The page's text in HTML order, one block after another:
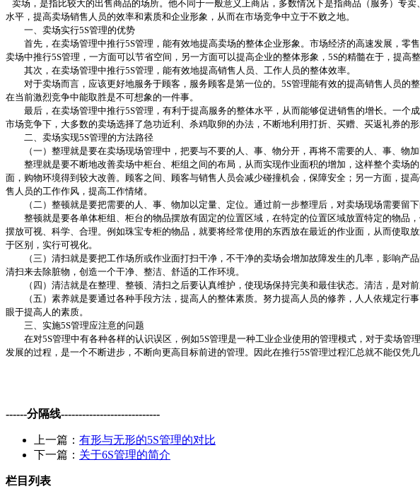
卖场，是指比较大的出售商品的场所。他不同于一般意义上商店，多数情况下是指商品（服务）专卖
水平，提高卖场销售人员的效率和素质和企业形象，从而在市场竞争中立于不败之地。
一、卖场实行5S管理的优势
首先，在卖场管理中推行5S管理，能有效地提高卖场的整体企业形象。市场经济的高速发展，零
卖场中推行5S管理，一方面可以节省空间，另一方面可以提高企业的整体形象，5S的精髓在于，提高整
其次，在卖场管理中推行5S管理，能有效地提高销售人员、工作人员的整体效率。
对于卖场而言，应该更好地服务于顾客，服务顾客是第一位的。5S管理能有效的提高销售人员的
在当前激烈竞争中能取胜是不可想象的一件事。
最后，在卖场管理中推行5S管理，有利于提高服务的整体水平，从而能够促进销售的增长。一个
市场竞争下，大多数的卖场选择了急功近利、杀鸡取卵的办法，不断地利用打折、买赠、买返礼券的
二、卖场实现5S管理的方法路径
（一）整理就是要在卖场现场管理中，把要与不要的人、事、物分开，再将不需要的人、事、物加
整理就是要不断地改善卖场中柜台、柜组之间的布局，从而实现作业面积的增加，这样整个卖场
面，购物环境得到较大改善。顾客之间、顾客与销售人员会减少碰撞机会，保障安全；另一方面，
售人员的工作作风，提高工作情绪。
（二）整顿就是要把需要的人、事、物加以定量、定位。通过前一步整理后，对卖场现场需要留
整顿就是要各单体柜组、柜台的物品摆放有固定的位置区域，在特定的位置区域放置特定的物品
摆放可视、科学、合理。例如珠宝专柜的物品，就要将经常使用的东西放在最近的作业面，从而使
于区别，实行可视化。
（三）清扫就是要把工作场所或作业面打扫干净，不干净的卖场会增加故障发生的几率，影响产
清扫来去除脏物，创造一个干净、整洁、舒适的工作环境。
（四）清洁就是在整理、整顿、清扫之后要认真维护，使现场保持完美和最佳状态。清洁，是对
（五）素养就是要通过各种手段方法，提高人的整体素质。努力提高人员的修养，人人依规定行
眼于提高人的素质。
三、实施5S管理应注意的问题
在对5S管理中有各种各样的认识误区，例如5S管理是一种工业企业使用的管理模式，对于卖场管
发展的过程，是一个不断进步，不断向更高目标前进的管理。因此在推行5S管理过程汇总就不能仅凭
------分隔线----------------------------
上一篇： 有形与无形的5S管理的对比
下一篇： 关于6S管理的简介
栏目列表